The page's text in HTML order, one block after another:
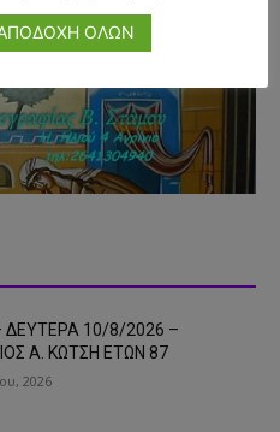
-
ΔΕΥΤΕΡΑ 10/8/2026 –
Α. ΚΩΤΣΗ ΕΤΩΝ 87
2026
ΟΛΩΝ